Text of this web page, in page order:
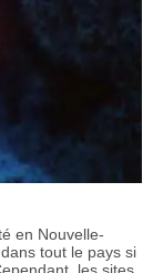
en Nouvelle-
tout le pays si